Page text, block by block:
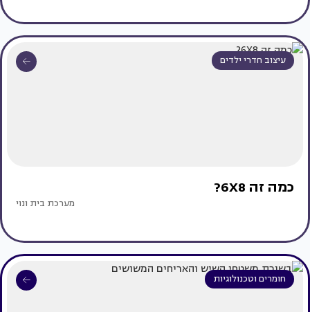
עיצוב חדרי ילדים
כמה זה 6X8?
מערכת בית ונוי
חומרים וטכנולוגיות